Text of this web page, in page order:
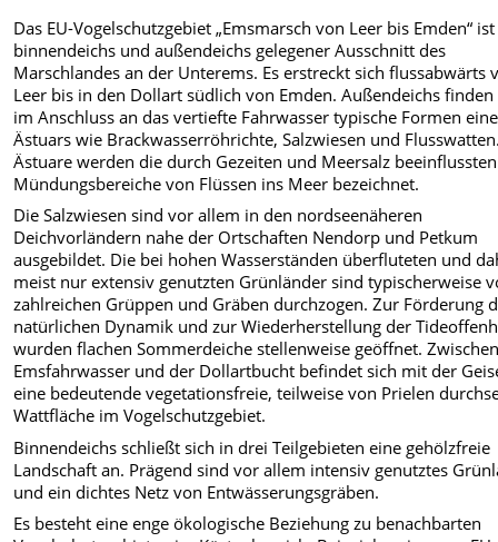
Das EU-Vogelschutzgebiet „Emsmarsch von Leer bis Emden“
binnendeichs und außendeichs gelegener Ausschnitt des
Marschlandes an der Unterems. Es erstreckt sich flussabwärts
Leer bis in den Dollart südlich von Emden. Außendeichs finden
im Anschluss an das vertiefte Fahrwasser typische Formen
Ästuars wie Brackwasserröhrichte, Salzwiesen und
Ästuare werden die durch Gezeiten und Meersalz beeinflussten
Mündungsbereiche von Flüssen ins Meer bezeichnet.
Die Salzwiesen sind vor allem in den nordseenäheren
Deichvorländern nahe der Ortschaften Nendorp und Petkum
ausgebildet. Die bei hohen Wasserständen überfluteten und
meist nur extensiv genutzten Grünländer sind typischerweise
zahlreichen Grüppen und Gräben durchzogen. Zur Förderung
natürlichen Dynamik und zur Wiederherstellung der
wurden flachen Sommerdeiche stellenweise geöffnet.
Emsfahrwasser und der Dollartbucht befindet sich mit der
eine bedeutende vegetationsfreie, teilweise von Prielen
Wattfläche im Vogelschutzgebiet.
Binnendeichs schließt sich in drei Teilgebieten eine gehölzfreie
Landschaft an. Prägend sind vor allem intensiv genutztes
und ein dichtes Netz von Entwässerungsgräben.
Es besteht eine enge ökologische Beziehung zu benachbarten